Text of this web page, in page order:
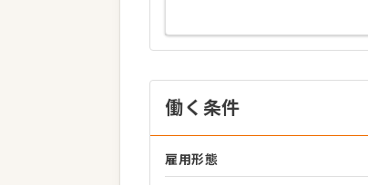
働く条件
雇用形態